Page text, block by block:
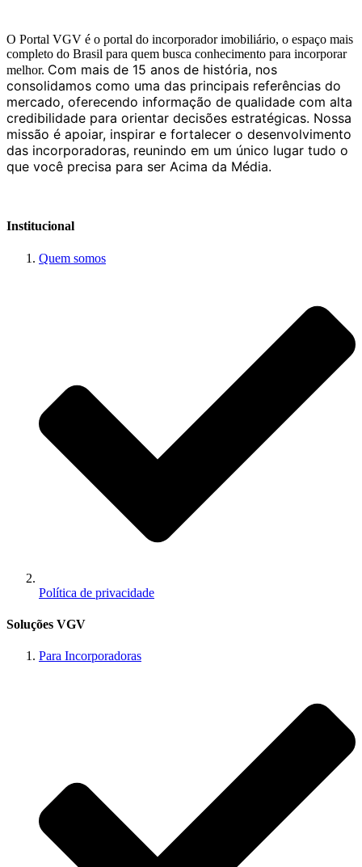
O Portal VGV é o portal do incorporador imobiliário, o espaço mais
completo do Brasil para quem busca conhecimento para incorporar
melhor. Com mais de 15 anos de história, nos
consolidamos como uma das principais referências do
mercado, oferecendo informação de qualidade com alta
credibilidade para orientar decisões estratégicas. Nossa
missão é apoiar, inspirar e fortalecer o desenvolvimento
das incorporadoras, reunindo em um único lugar tudo o
que você precisa para ser Acima da Média.
Institucional
Quem somos
Política de privacidade
Soluções VGV
Para Incorporadoras